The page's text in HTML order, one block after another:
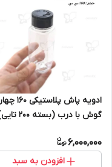
ادویه پاش پلاستیکی ۱۶۰ چهار
گوش با درب (بسته ۲۰۰ تایی)
6,000,000
افزودن به سبد